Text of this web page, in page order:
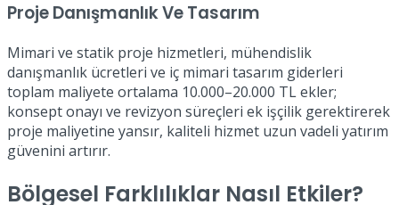
Proje Danışmanlık Ve Tasarım
Mimari ve statik proje hizmetleri, mühendislik
danışmanlık ücretleri ve iç mimari tasarım giderleri
toplam maliyete ortalama 10.000–20.000 TL ekler;
konsept onayı ve revizyon süreçleri ek işçilik gerektirerek
proje maliyetine yansır, kaliteli hizmet uzun vadeli yatırım
güvenini artırır.
Bölgesel Farklılıklar Nasıl Etkiler?